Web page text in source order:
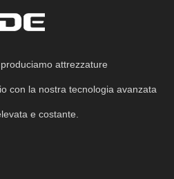
attrezzature
con la nostra tecnologia avanzata
e costante.